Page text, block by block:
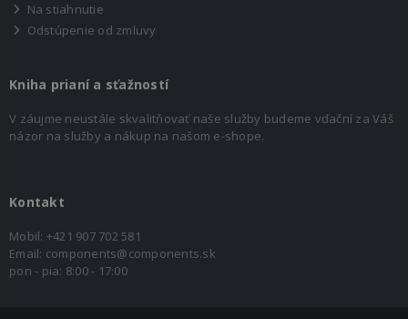
Na stiahnutie
Odstúpenie od zmluvy
Kniha prianí a sťažností
V záujme neustále skvalitňovať naše služby budeme vďační za Váš
názor na služby a nákup na našom e-shope.
Kontakt
Mobil: +421 907 702 581
Email: components@components.sk
pon - pia: 8:00 - 17:00